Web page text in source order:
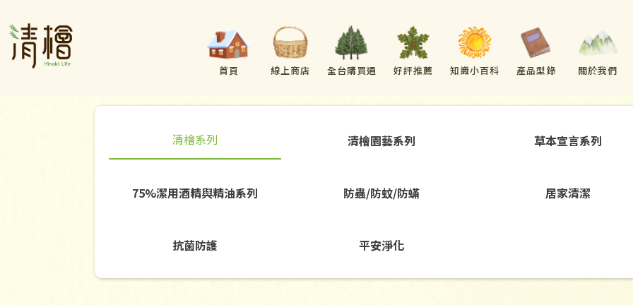
首頁 線上商店
全台購買通
好評推薦 知識小百科 產品型錄 關於我們
清檜系列 清檜園藝系列 草本宣言系列
75%潔用酒精與精油系列 防蟲/防蚊/防蟎 居家清潔
抗菌防護 平安淨化